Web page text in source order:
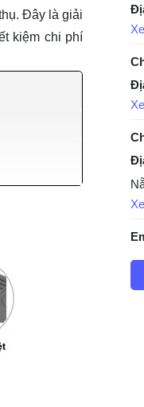
Đây là giải
kiệm chi phí